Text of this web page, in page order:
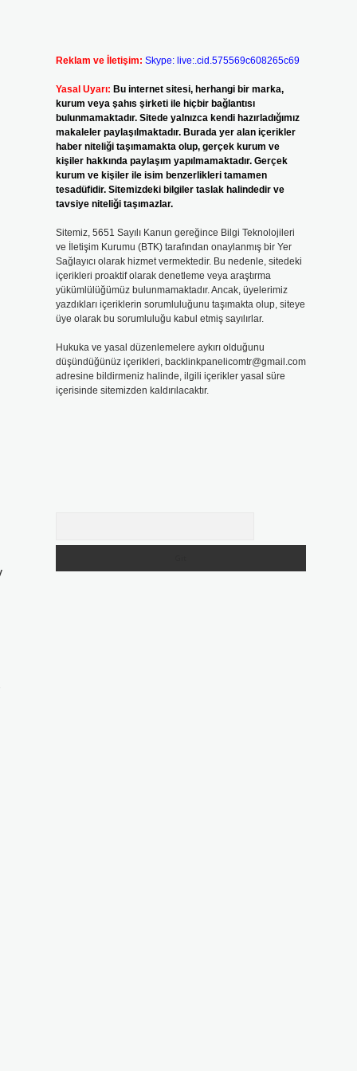
Reklam ve İletişim: Skype: live:.cid.575569c608265c69
Yasal Uyarı: Bu internet sitesi, herhangi bir marka,
kurum veya şahıs şirketi ile hiçbir bağlantısı
bulunmamaktadır. Sitede yalnızca kendi hazırladığımız
makaleler paylaşılmaktadır. Burada yer alan içerikler
haber niteliği taşımamakta olup, gerçek kurum ve
kişiler hakkında paylaşım yapılmamaktadır. Gerçek
kurum ve kişiler ile isim benzerlikleri tamamen
tesadüfidir. Sitemizdeki bilgiler taslak halindedir ve
tavsiye niteliği taşımazlar.
Sitemiz, 5651 Sayılı Kanun gereğince Bilgi Teknolojileri
ve İletişim Kurumu (BTK) tarafından onaylanmış bir Yer
Sağlayıcı olarak hizmet vermektedir. Bu nedenle, sitedeki
içerikleri proaktif olarak denetleme veya araştırma
yükümlülüğümüz bulunmamaktadır. Ancak, üyelerimiz
yazdıkları içeriklerin sorumluluğunu taşımakta olup, siteye
üye olarak bu sorumluluğu kabul etmiş sayılırlar.
Hukuka ve yasal düzenlemelere aykırı olduğunu
düşündüğünüz içerikleri, backlinkpanelicomtr@gmail.com
adresine bildirmeniz halinde, ilgili içerikler yasal süre
içerisinde sitemizden kaldırılacaktır.